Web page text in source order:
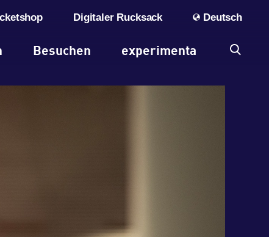
Digitaler Rucksack Deutsch
Besuchen experimenta